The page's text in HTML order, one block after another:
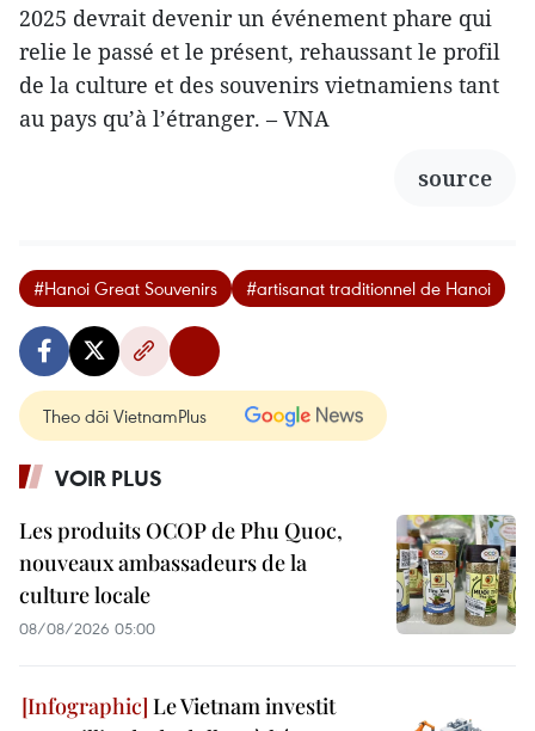
2025 devrait devenir un événement phare qui
relie le passé et le présent, rehaussant le profil
de la culture et des souvenirs vietnamiens tant
au pays qu’à l’étranger. – VNA
source
#Hanoi Great Souvenirs #artisanat traditionnel de Hanoi
Theo dõi VietnamPlus
VOIR PLUS
Les produits OCOP de Phu Quoc,
nouveaux ambassadeurs de la
culture locale
08/08/2026 05:00
Le Vietnam investit